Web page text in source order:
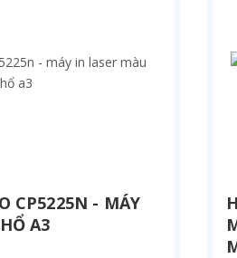
CP5225N - MÁY
A3